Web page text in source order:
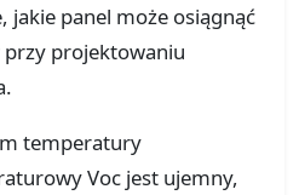
jakie panel może osiągnąć
projektowaniu
temperatury
Voc jest ujemny,